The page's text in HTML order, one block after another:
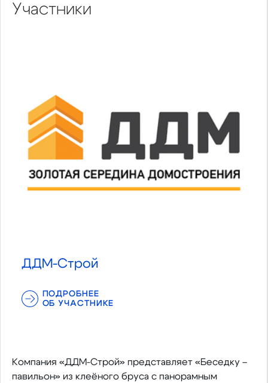
Участники
ДДМ-Строй
ПОДРОБНЕЕ
ОБ УЧАСТНИКЕ
Компания «ДДМ-Строй» представляет «Беседку –
павильон» из клеёного бруса с панорамным